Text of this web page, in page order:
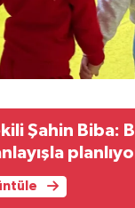
Şahin Biba: